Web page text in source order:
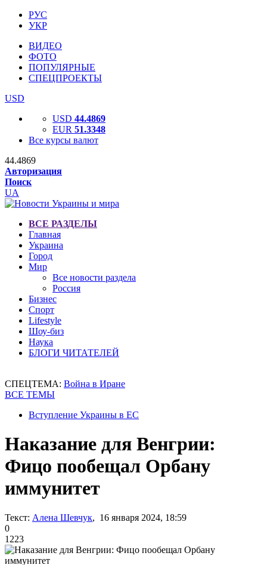
РУС
УКР
ВИДЕО
ФОТО
ПОПУЛЯРНЫЕ
СПЕЦПРОЕКТЫ
USD
USD 44.4869
EUR 51.3348
Все курсы валют
44.4869
Авторизация
Поиск
UA
ВСЕ РАЗДЕЛЫ
Главная
Украина
Город
Мир
Все новости раздела
Россия
Бизнес
Спорт
Lifestyle
Шоу-биз
Наука
БЛОГИ ЧИТАТЕЛЕЙ
СПЕЦТЕМА: Война в Иране
ВСЕ ТЕМЫ
Вступление Украины в ЕС
Наказание для Венгрии:
Фицо пообещал Орбану
иммунитет
Текст: Алена Шевчук, 16 января 2024, 18:59
0
1223